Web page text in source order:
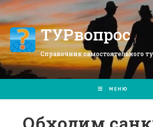
Перейти
к
содержимомуТУРвопрос
Справочник самостоятельного
МЕНЮ